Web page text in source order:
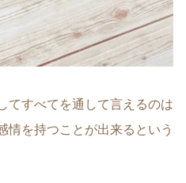
てすべてを通して言えるのは
情を持つことが出来るという